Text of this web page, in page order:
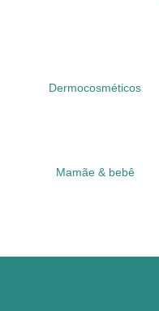
Dermocosméticos
Mamãe & bebê